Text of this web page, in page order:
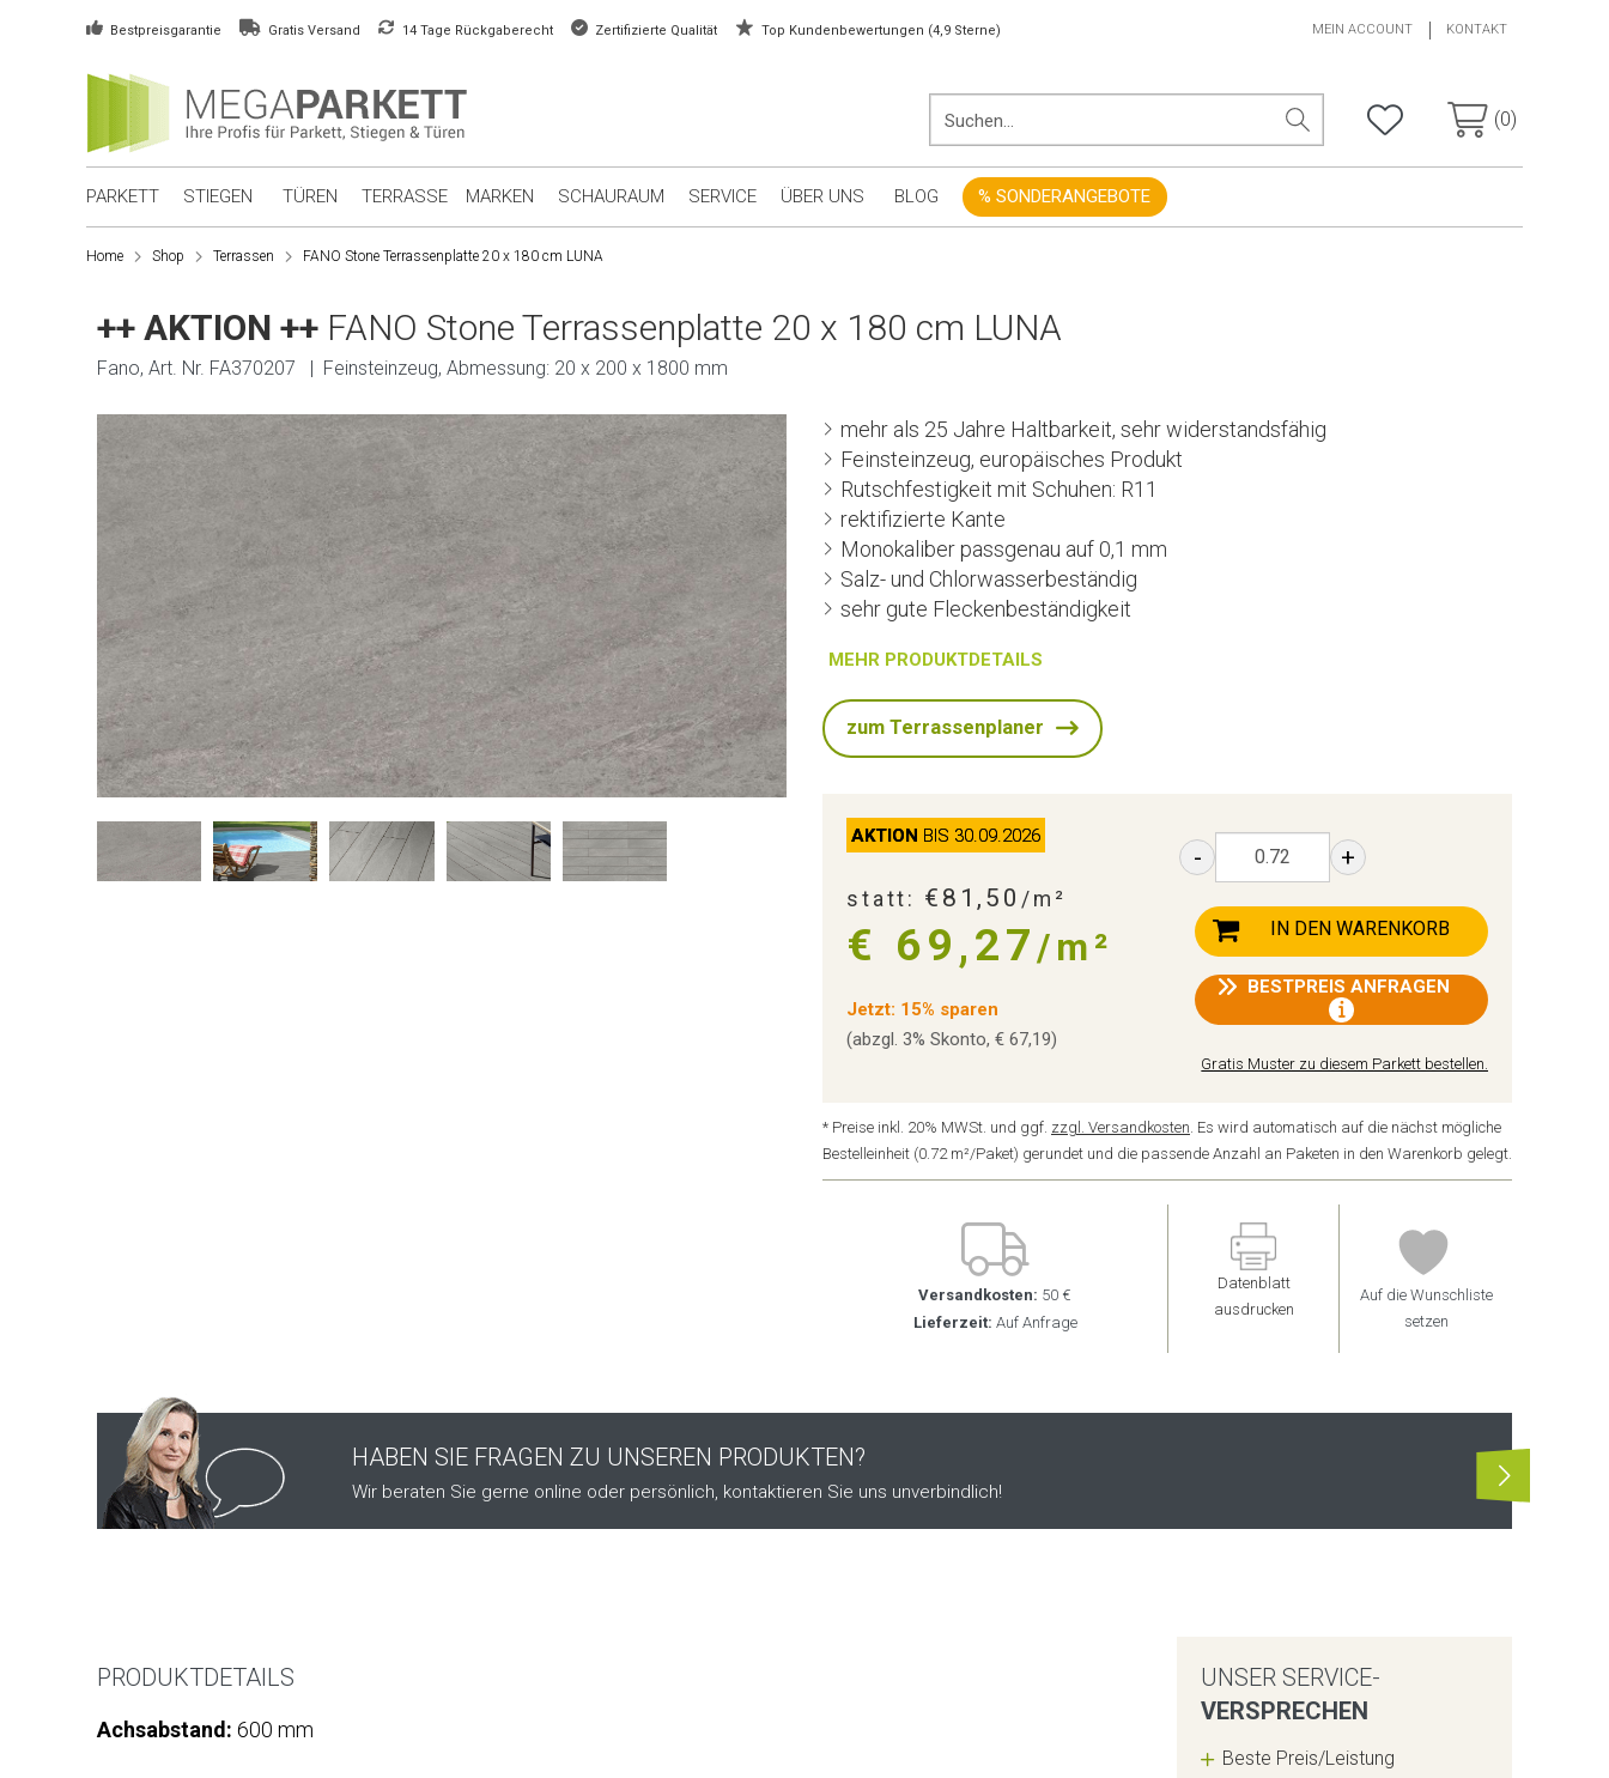
Bestpreisgarantie Gratis Versand 14 Tage Rückgaberecht Zertifizierte Qualität Top Kundenbewertungen (4,9 Sterne) MEIN ACCOUNT KONTAKT
(0)
PARKETT STIEGEN TÜREN TERRASSE MARKEN SCHAURAUM SERVICE ÜBER UNS BLOG % SONDERANGEBOTE
Home Shop Terrassen FANO Stone Terrassenplatte 20 x 180 cm LUNA
++ AKTION ++ FANO Stone Terrassenplatte 20 x 180 cm LUNA
Fano, Art. Nr. FA370207 | Feinsteinzeug, Abmessung: 20 x 200 x 1800 mm
mehr als 25 Jahre Haltbarkeit, sehr widerstandsfähig
Feinsteinzeug, europäisches Produkt
Rutschfestigkeit mit Schuhen: R11
rektifizierte Kante
Monokaliber passgenau auf 0,1 mm
Salz- und Chlorwasserbeständig
sehr gute Fleckenbeständigkeit
MEHR PRODUKTDETAILS
zum Terrassenplaner
AKTION BIS 30.09.2026
statt: €81,50 /m²
€ 69,27/m²
Jetzt: 15% sparen
(abzgl. 3% Skonto, € 67,19)
- +
IN DEN WARENKORB
BESTPREIS ANFRAGEN
Gratis Muster zu diesem Parkett bestellen.
* Preise inkl. 20% MWSt. und ggf. zzgl. Versandkosten . Es wird automatisch auf die nächst mögliche
Bestelleinheit (0.72 m²/Paket) gerundet und die passende Anzahl an Paketen in den Warenkorb gelegt.
Versandkosten: 50 €
Lieferzeit: Auf Anfrage
Datenblatt
ausdrucken
Auf die Wunschliste
setzen
HABEN SIE FRAGEN ZU UNSEREN PRODUKTEN?
Wir beraten Sie gerne online oder persönlich, kontaktieren Sie uns unverbindlich!
PRODUKTDETAILS
Achsabstand: 600 mm
UNSER SERVICE-
VERSPRECHEN
Beste Preis/Leistung